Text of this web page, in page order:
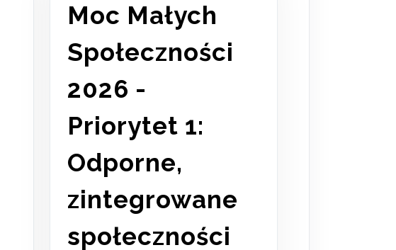
Moc Małych
Społeczności
2026 -
Priorytet 1:
Odporne,
zintegrowane
społeczności